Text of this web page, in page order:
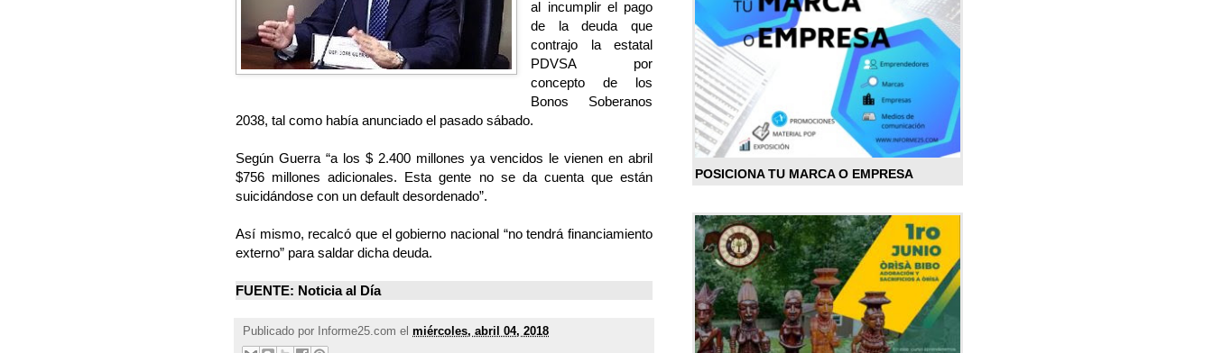
al incumplir el pago
de la deuda que
contrajo la estatal
PDVSA por
concepto de los
Bonos Soberanos
2038, tal como había anunciado el pasado sábado.
Según Guerra “a los $ 2.400 millones ya vencidos le vienen en abril
$756 millones adicionales. Esta gente no se da cuenta que están
suicidándose con un default desordenado”.
Así mismo, recalcó que el gobierno nacional “no tendrá financiamiento
externo” para saldar dicha deuda.
FUENTE: Noticia al Día
Publicado por Informe25.com el miércoles, abril 04, 2018
POSICIONA TU MARCA O EMPRESA